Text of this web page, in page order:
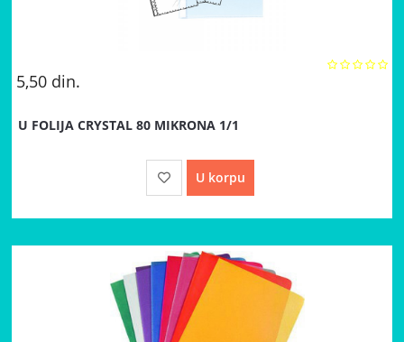
5,50 din.
U FOLIJA CRYSTAL 80 MIKRONA 1/1
U korpu